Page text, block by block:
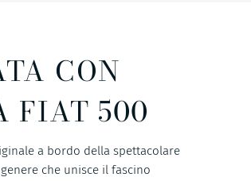
CON
FIAT 500
a bordo della spettacolare
che unisce il fascino